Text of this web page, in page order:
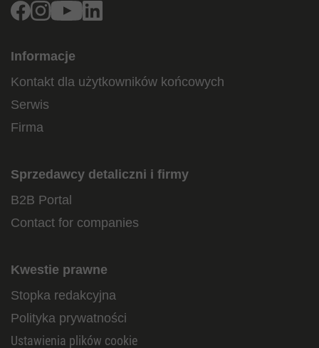
Facebook
InstagramYoutube
Informacje
Kontakt dla użytkowników końcowych
Serwis
Firma
Sprzedawcy detaliczni i firmy
B2B Portal
Contact for companies
Kwestie prawne
Stopka redakcyjna
Polityka prywatności
Ustawienia plików cookie